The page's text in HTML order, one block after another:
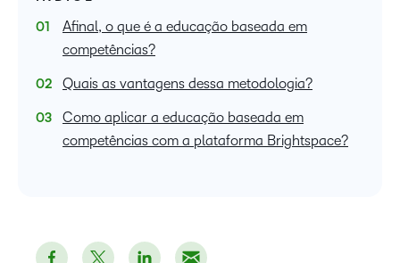
Afinal, o que é a educação baseada em
competências?
Quais as vantagens dessa metodologia?
Como aplicar a educação baseada em
competências com a plataforma Brightspace?